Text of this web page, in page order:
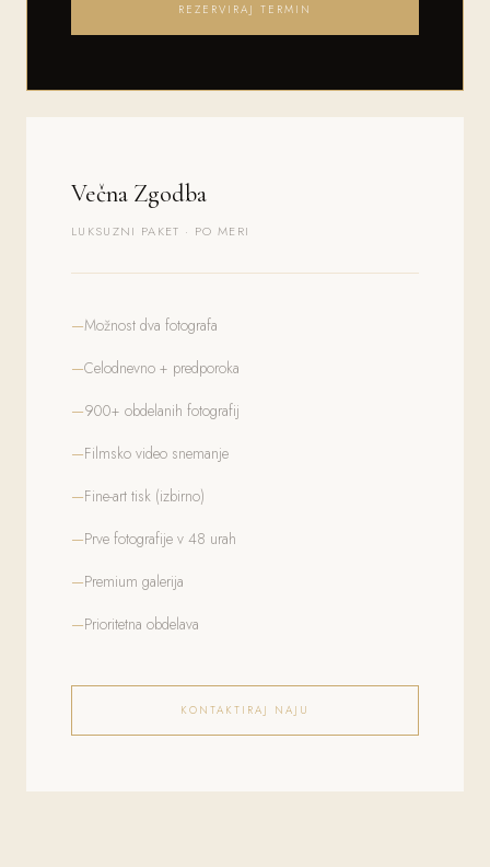
REZERVIRAJ TERMIN
Večna Zgodba
LUKSUZNI PAKET · PO MERI
Možnost dva fotografa
Celodnevno + predporoka
900+ obdelanih fotografij
Filmsko video snemanje
Fine-art tisk (izbirno)
Prve fotografije v 48 urah
Premium galerija
Prioritetna obdelava
KONTAKTIRAJ NAJU